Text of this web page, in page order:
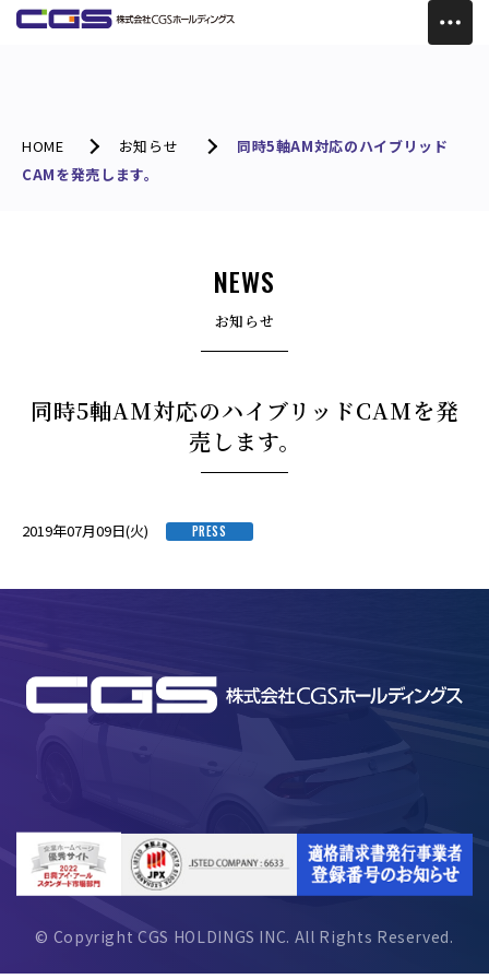
HOME お知らせ
同時5軸AM対応のハイブリッド
CAMを発売します。
NEWS
お知らせ
同時5軸AM対応のハイブリッドCAMを発
売します。
2019年07月09日(火) PRESS
© Copyright CGS HOLDINGS INC. All Rights Reserved.